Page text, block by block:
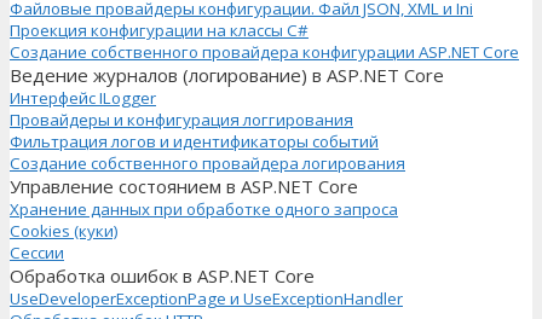
Файловые провайдеры конфигурации. Файл JSON, XML и Ini
Проекция конфигурации на классы C#
Создание собственного провайдера конфигурации ASP.NET Core
Ведение журналов (логирование) в ASP.NET Core
Интерфейс ILogger
Провайдеры и конфигурация логгирования
Фильтрация логов и идентификаторы событий
Создание собственного провайдера логирования
Управление состоянием в ASP.NET Core
Хранение данных при обработке одного запроса
Cookies (куки)
Сессии
Обработка ошибок в ASP.NET Core
UseDeveloperExceptionPage и UseExceptionHandler